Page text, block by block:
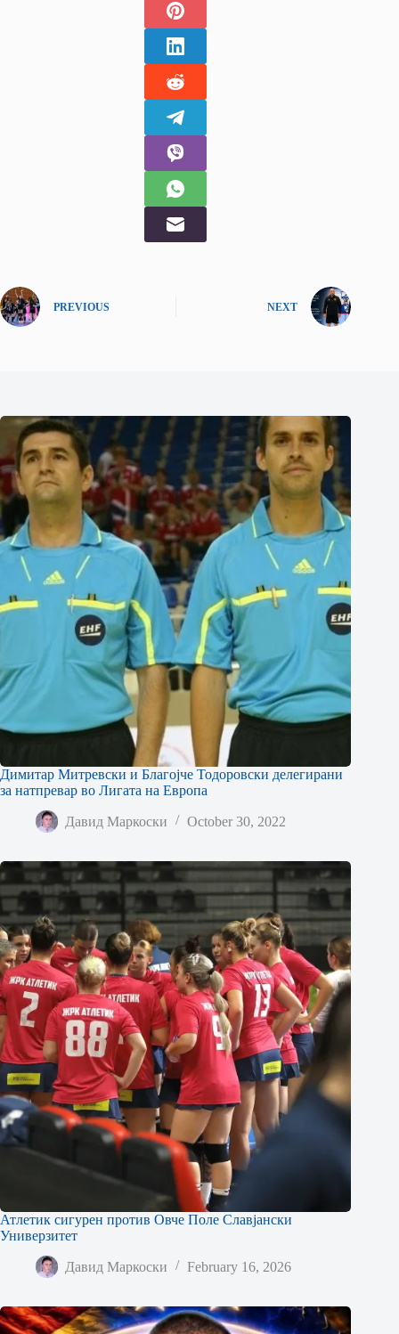
PREVIOUS NEXT
Димитар Митревски и Благојче Тодоровски делегирани
за натпревар во Лигата на Европа
Давид Маркоски October 30, 2022
Атлетик сигурен против Овче Поле Славјански
Универзитет
Давид Маркоски February 16, 2026